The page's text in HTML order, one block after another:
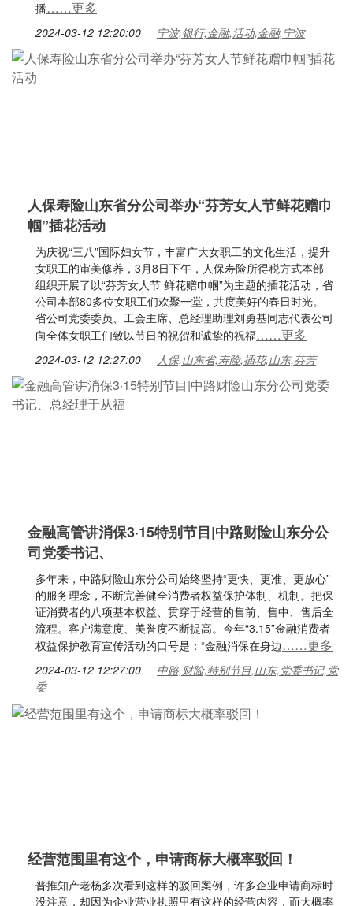
播……更多
2024-03-12 12:20:00 宁波,银行,金融,活动,金融,宁波
人保寿险山东省分公司举办“芬芳女人节鲜花赠巾
帼”插花活动
为庆祝“三八”国际妇女节，丰富广大女职工的文化生活，提升
女职工的审美修养，3月8日下午，人保寿险所得税方式本部
组织开展了以“芬芳女人节 鲜花赠巾帼”为主题的插花活动，省
公司本部80多位女职工们欢聚一堂，共度美好的春日时光。
省公司党委委员、工会主席、总经理助理刘勇基同志代表公司
向全体女职工们致以节日的祝贺和诚挚的祝福……更多
2024-03-12 12:27:00 人保,山东省,寿险,插花,山东,芬芳
金融高管讲消保3·15特别节目|中路财险山东分公
司党委书记、
多年来，中路财险山东分公司始终坚持“更快、更准、更放心”
的服务理念，不断完善健全消费者权益保护体制、机制。把保
证消费者的八项基本权益、贯穿于经营的售前、售中、售后全
流程。客户满意度、美誉度不断提高。今年“3.15”金融消费者
权益保护教育宣传活动的口号是：“金融消保在身边……更多
2024-03-12 12:27:00
中路,财险,特别节目,山东,党委书记,党
委
经营范围里有这个，申请商标大概率驳回！
普推知产老杨多次看到这样的驳回案例，许多企业申请商标时
没注意，却因为企业营业执照里有这样的经营内容，而大概率